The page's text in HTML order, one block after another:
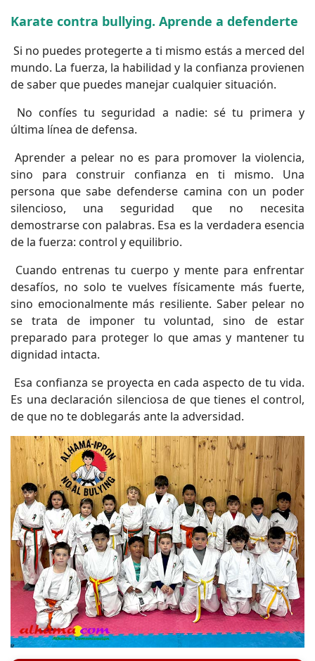
Karate contra bullying. Aprende a defenderte
Si no puedes protegerte a ti mismo estás a merced del
mundo. La fuerza, la habilidad y la confianza provienen
de saber que puedes manejar cualquier situación.
No confíes tu seguridad a nadie: sé tu primera y
última línea de defensa.
Aprender a pelear no es para promover la violencia,
sino para construir confianza en ti mismo. Una
persona que sabe defenderse camina con un poder
silencioso, una seguridad que no necesita
demostrarse con palabras. Esa es la verdadera esencia
de la fuerza: control y equilibrio.
Cuando entrenas tu cuerpo y mente para enfrentar
desafíos, no solo te vuelves físicamente más fuerte,
sino emocionalmente más resiliente. Saber pelear no
se trata de imponer tu voluntad, sino de estar
preparado para proteger lo que amas y mantener tu
dignidad intacta.
Esa confianza se proyecta en cada aspecto de tu vida.
Es una declaración silenciosa de que tienes el control,
de que no te doblegarás ante la adversidad.